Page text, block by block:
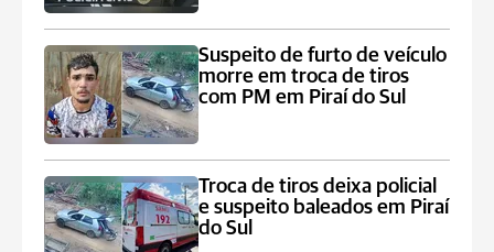
Suspeito de furto de veículo
morre em troca de tiros
com PM em Piraí do Sul
Troca de tiros deixa policial
e suspeito baleados em Piraí
do Sul